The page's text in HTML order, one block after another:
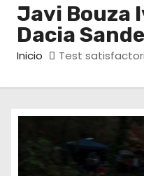
Javi Bouza
Dacia
Inicio Test